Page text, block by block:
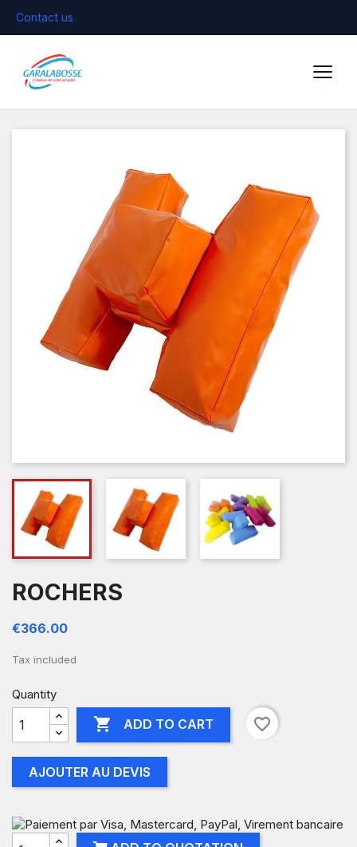
Contact us
ROCHERS
€366.00
Tax included
Quantity
 ADD TO CART favorite_border
AJOUTER AU DEVIS